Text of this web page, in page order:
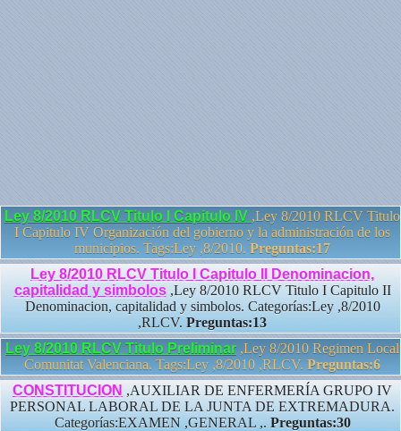
Ley 8/2010 RLCV Titulo I Capitulo IV ,Ley 8/2010 RLCV Titulo
I Capitulo IV Organización del gobierno y la administración de los
municipios. Tags:Ley ,8/2010. Preguntas:17
Ley 8/2010 RLCV Titulo I Capitulo II Denominacion,
capitalidad y simbolos,Ley 8/2010 RLCV Titulo I Capitulo II
Denominacion, capitalidad y simbolos. Categorías:Ley ,8/2010
,RLCV. Preguntas:13
Ley 8/2010 RLCV Titulo Preliminar ,Ley 8/2010 Regimen Local
Comunitat Valenciana. Tags:Ley ,8/2010 ,RLCV. Preguntas:6
CONSTITUCION ,AUXILIAR DE ENFERMERÍA GRUPO IV
PERSONAL LABORAL DE LA JUNTA DE EXTREMADURA.
Categorías:EXAMEN ,GENERAL ,. Preguntas:30